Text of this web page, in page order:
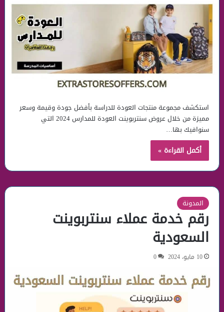
استكشف مجموعة منتجات العودة للدراسة بأفضل جودة وقيمة وسعر
مميزة من خلال عروض سنتربوينت العودة للمدارس 2024 التي
سنوافيك بها…
أكمل القراءة »
المدونة
رقم خدمة عملاء سنتربوينت
السعودية
10 مايو، 2024 0